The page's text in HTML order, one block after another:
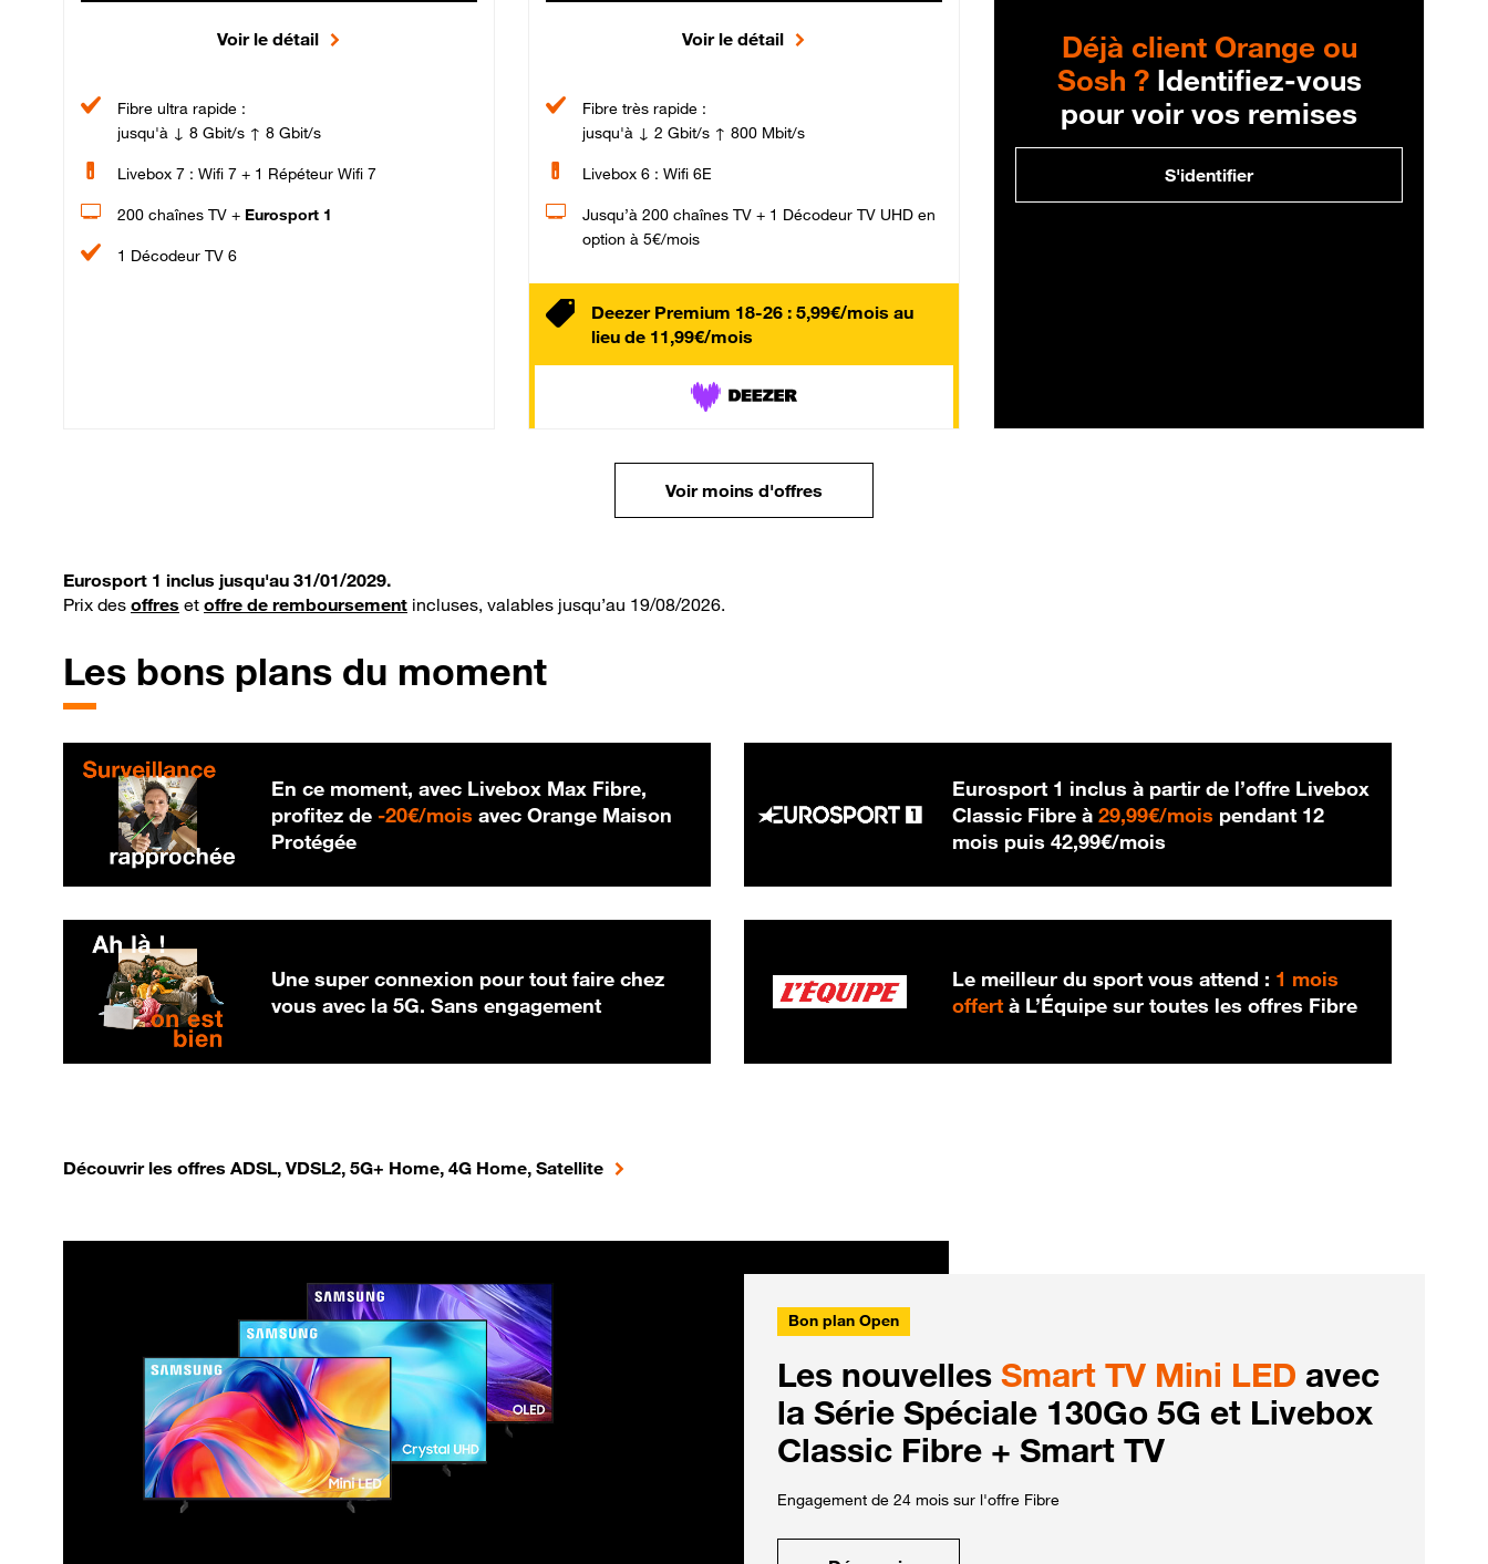
Voir le détail
Fibre ultra rapide :
jusqu'à ↓ 8 Gbit/s ↑ 8 Gbit/s
Livebox 7 : Wifi 7 + 1 Répéteur Wifi 7
200 chaînes TV + Eurosport 1
1 Décodeur TV 6
Voir le détail
Fibre très rapide :
jusqu'à ↓ 2 Gbit/s ↑ 800 Mbit/s
Livebox 6 : Wifi 6E
Jusqu’à 200 chaînes TV + 1 Décodeur TV UHD en
option à 5€/mois
Deezer Premium 18-26 : 5,99€/mois au
lieu de 11,99€/mois
Déjà client Orange ou
Sosh ?Identifiez-vous
pour voir vos remises
S'identifier
Voir moins d'offres
Eurosport 1 inclus jusqu'au 31/01/2029.
Prix des offres et offre de remboursement incluses, valables jusqu’au 19/08/2026.
Les bons plans du moment
En ce moment, avec Livebox Max Fibre,
profitez de -20€/mois 20 € par mois
avec Orange Maison
Protégée
Eurosport 1 inclus à partir de l’offre Livebox
Classic Fibre à29,99€/mois 29,99 € par mois
pendant 12
mois puis42,99€/mois
Une super connexion pour tout faire chez
vous avec la 5G. Sans engagement
Le meilleur du sport vous attend : 1 mois
offert à L’Équipe sur toutes les offres Fibre
Découvrir les offres ADSL, VDSL2, 5G+ Home, 4G Home, Satellite
Bon plan Open
Les nouvelles Smart TV Mini LED avec
la Série Spéciale 130Go 5G et Livebox
Classic Fibre + Smart TV
Engagement de 24 mois sur l'offre Fibre